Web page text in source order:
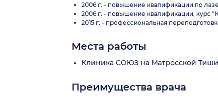
2006 г. - повышение квалификации по
2006 г. - повышение квалификации, курс
2015 г. - профессиональная
Места работы
Клиника СОЮЗ на Матросской
Преимущества врача